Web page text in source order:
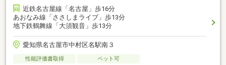
近鉄名古屋線「名古屋」歩16分
あおなみ線「ささしまライブ」歩13分
地下鉄鶴舞線「大須観音」歩13分
愛知県名古屋市中村区名駅南３
性能評価書取得 ペット可